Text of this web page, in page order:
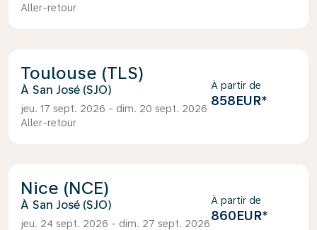
Aller-retour
Toulouse (TLS)
San José (SJO)
jeu. 17 sept. 2026 - dim. 20 sept. 2026
Aller-retour
À partir de
858EUR*
Nice (NCE)
San José (SJO)
jeu. 24 sept. 2026 - dim. 27 sept. 2026
À partir de
860EUR*